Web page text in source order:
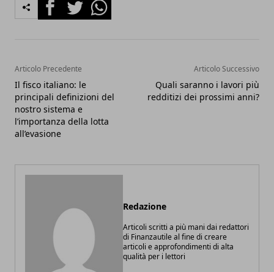
Articolo Precedente
Il fisco italiano: le
principali definizioni del
nostro sistema e
l’importanza della lotta
all’evasione
Articolo Successivo
Quali saranno i lavori più
redditizi dei prossimi anni?
Redazione
Articoli scritti a più mani dai redattori
di Finanzautile al fine di creare
articoli e approfondimenti di alta
qualità per i lettori